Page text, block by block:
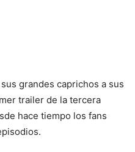
grandes caprichos a sus
trailer de la tercera
hace tiempo los fans